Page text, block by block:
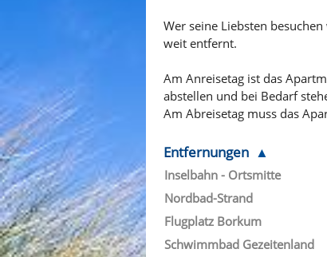
Wer seine Liebsten
weit entfernt.
Am Anreisetag ist das
abstellen und bei Bedarf
Am Abreisetag muss das
Entfernungen
Inselbahn - Ortsmitte
Nordbad-Strand
Flugplatz Borkum
Schwimmbad Gezeitenland